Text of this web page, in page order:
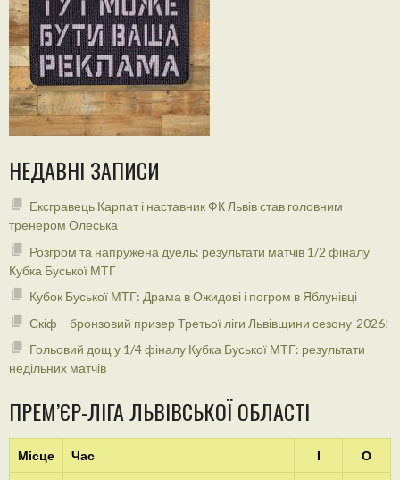
НЕДАВНІ ЗАПИСИ
Ексгравець Карпат і наставник ФК Львів став головним
тренером Олеська
Розгром та напружена дуель: результати матчів 1/2 фіналу
Кубка Буської МТГ
Кубок Буської МТГ: Драма в Ожидові і погром в Яблунівці
Скіф – бронзовий призер Третьої ліги Львівщини сезону-2026!
Гольовий дощ у 1/4 фіналу Кубка Буської МТГ: результати
недільних матчів
ПРЕМ’ЄР-ЛІГА ЛЬВІВСЬКОЇ ОБЛАСТІ
Місце Час І О